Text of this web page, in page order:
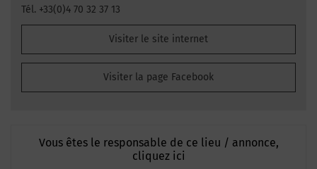
Tél. +33(0)4 70 32 37 13
Visiter le site internet
Visiter la page Facebook
Vous êtes le responsable de ce lieu / annonce,
cliquez ici